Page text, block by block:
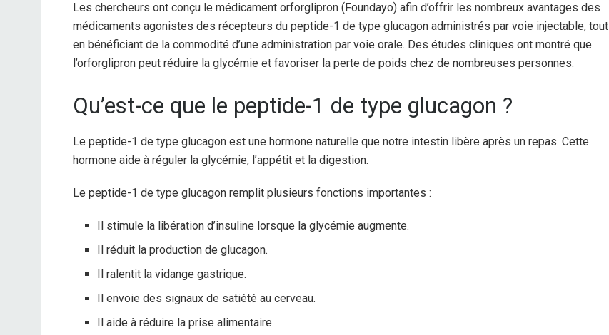
Les chercheurs ont conçu le médicament orforglipron (Foundayo) afin d’offrir les nombreux avantages des
médicaments agonistes des récepteurs du peptide-1 de type glucagon administrés par voie injectable, tout
en bénéficiant de la commodité d’une administration par voie orale. Des études cliniques ont montré que
l’orforglipron peut réduire la glycémie et favoriser la perte de poids chez de nombreuses personnes.
Qu’est-ce que le peptide-1 de type glucagon ?
Le peptide-1 de type glucagon est une hormone naturelle que notre intestin libère après un repas. Cette
hormone aide à réguler la glycémie, l’appétit et la digestion.
Le peptide-1 de type glucagon remplit plusieurs fonctions importantes :
Il stimule la libération d’insuline lorsque la glycémie augmente.
Il réduit la production de glucagon.
Il ralentit la vidange gastrique.
Il envoie des signaux de satiété au cerveau.
Il aide à réduire la prise alimentaire.